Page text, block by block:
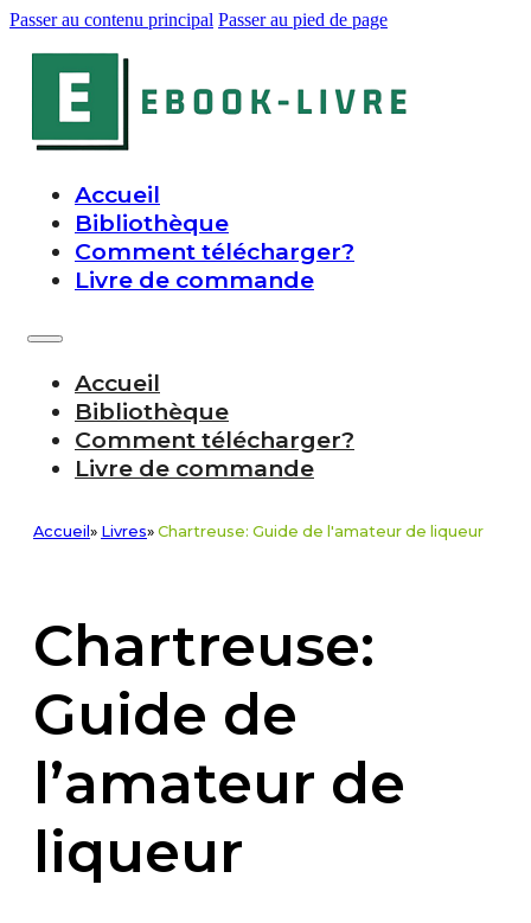
Passer au contenu principal Passer au pied de page
Accueil
Bibliothèque
Comment télécharger?
Livre de commande
Accueil
Bibliothèque
Comment télécharger?
Livre de commande
Accueil » Livres» Chartreuse: Guide de l'amateur de liqueur
Chartreuse:
Guide de
l’amateur de
liqueur